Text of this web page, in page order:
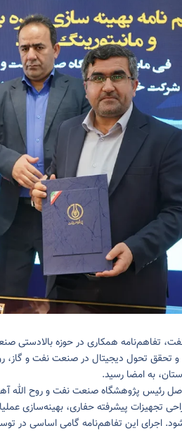
تفاهم‌نامه‌ همکاری در حوزه
به امضا رسید.
اصل رئیس پژوهشگاه صنعت نفت و روح
تجهیزات پیشرفته حفاری، بهینه‌سازی
اجرای این تفاهم‌نامه گامی اساسی در